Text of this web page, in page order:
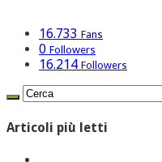
16.733 Fans
0 Followers
16.214 Followers
Articoli più letti